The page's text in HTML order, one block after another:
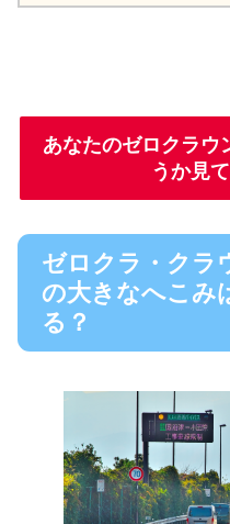
あなたのゼロクラウ
うか見
ゼロクラ・クラ
の大きなへこみ
る？